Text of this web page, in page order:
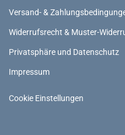
Versand- &
Widerrufsrecht & Muster-
Privatsphäre und Datenschutz
Impressum
Cookie Einstellungen